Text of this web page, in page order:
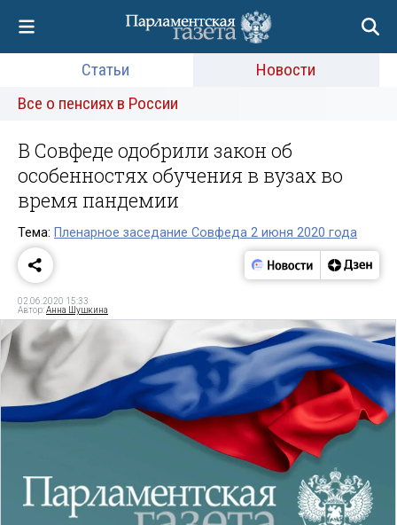
Статьи
Новости
Все о пенсиях в России
В Совфеде одобрили закон об
особенностях обучения в вузах во
время пандемии
Тема: Пленарное заседание Совфеда 2 июня 2020 года
02.06.2020 15:33
Автор:Анна Шушкина